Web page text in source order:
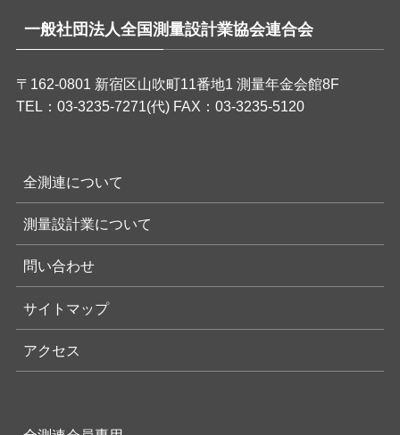
一般社団法人全国測量設計業協会連合会
〒162-0801 新宿区山吹町11番地1 測量年金会館8F
TEL：03-3235-7271(代) FAX：03-3235-5120
全測連について
測量設計業について
問い合わせ
サイトマップ
アクセス